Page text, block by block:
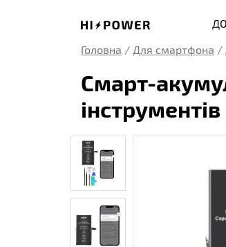
Головна / Для смартфона /
Смарт-